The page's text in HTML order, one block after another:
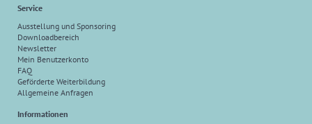
Service
Ausstellung und Sponsoring
Downloadbereich
Newsletter
Mein Benutzerkonto
FAQ
Geförderte Weiterbildung
Allgemeine Anfragen
Informationen